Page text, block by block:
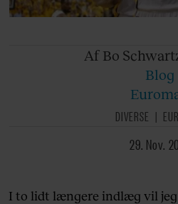
Af Bo
Blog
DIVERSE
29. Nov.
I to lidt længere indlæg vil